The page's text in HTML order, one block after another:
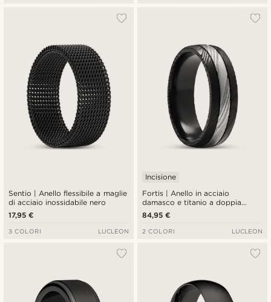
Sentio | Anello flessibile a maglie
di acciaio inossidabile nero
17,95 €
3 COLORI LUCLEON
Fortis | Anello in acciaio
damasco e titanio a doppia
scanalatura nero e argentato da
7 mm
Incisione
84,95 €
2 COLORI LUCLEON